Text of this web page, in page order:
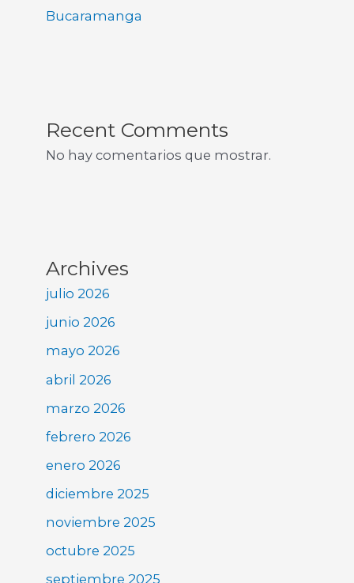
Bucaramanga
Recent Comments
No hay comentarios que mostrar.
Archives
julio 2026
junio 2026
mayo 2026
abril 2026
marzo 2026
febrero 2026
enero 2026
diciembre 2025
noviembre 2025
octubre 2025
septiembre 2025